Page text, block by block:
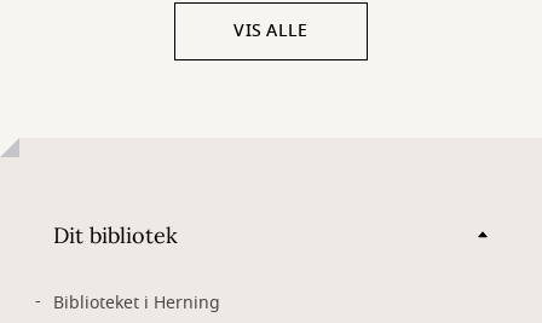
VIS ALLE
Dit bibliotek
Biblioteket i Herning